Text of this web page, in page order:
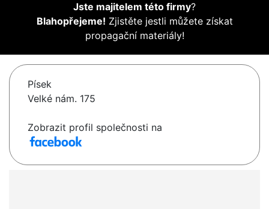
Jste majitelem této firmy?
Blahopřejeme! Zjistěte jestli můžete získat
propagační materiály!
Písek
Velké nám. 175
Zobrazit profil společnosti na